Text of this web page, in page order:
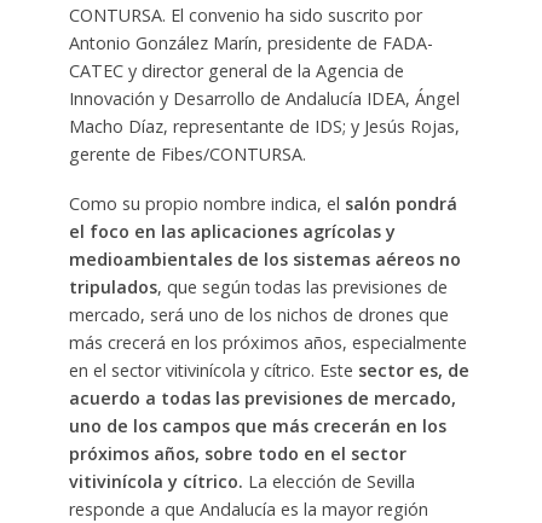
CONTURSA. El convenio ha sido suscrito por
Antonio González Marín, presidente de FADA-
CATEC y director general de la Agencia de
Innovación y Desarrollo de Andalucía IDEA, Ángel
Macho Díaz, representante de IDS; y Jesús Rojas,
gerente de Fibes/CONTURSA.
Como su propio nombre indica, el salón pondrá
el foco en las aplicaciones agrícolas y
medioambientales de los sistemas aéreos no
tripulados, que según todas las previsiones de
mercado, será uno de los nichos de drones que
más crecerá en los próximos años, especialmente
en el sector vitivinícola y cítrico. Este sector es, de
acuerdo a todas las previsiones de mercado,
uno de los campos que más crecerán en los
próximos años, sobre todo en el sector
vitivinícola y cítrico. La elección de Sevilla
responde a que Andalucía es la mayor región